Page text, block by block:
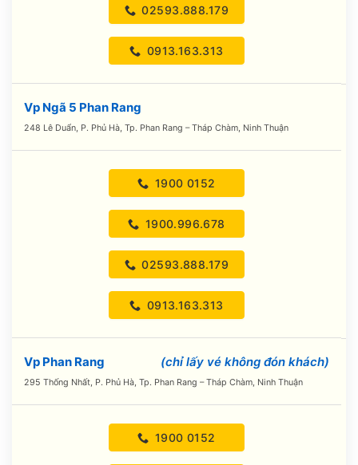
02593.888.179
0913.163.313
Vp Ngã 5 Phan Rang
248 Lê Duẩn, P. Phủ Hà, Tp. Phan Rang – Tháp Chàm, Ninh Thuận
1900 0152
1900.996.678
02593.888.179
0913.163.313
Vp Phan Rang (chỉ lấy vé không đón khách)
295 Thống Nhất, P. Phủ Hà, Tp. Phan Rang – Tháp Chàm, Ninh Thuận
1900 0152